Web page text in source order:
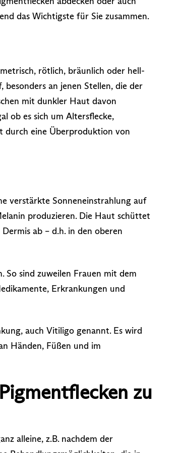
das Wichtigste für Sie zusammen.
rötlich, bräunlich oder hell-
an jenen Stellen, die der
mit dunkler Haut davon
ob es sich um Altersflecke,
durch eine Überproduktion von
verstärkte Sonneneinstrahlung auf
produzieren. Die Haut schüttet
ab – d.h. in den oberen
So sind zuweilen Frauen mit dem
Erkrankungen und
auch Vitiligo genannt. Es wird
Händen, Füßen und im
zu
alleine, z.B. nachdem der